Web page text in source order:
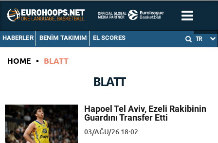
HABERLER BENIM TAKIMIM EL SCORES TR
HOME • BLATT
BLATT
Hapoel Tel Aviv, Ezeli Rakibinin
Guardını Transfer Etti
03/AĞU/26 18:02